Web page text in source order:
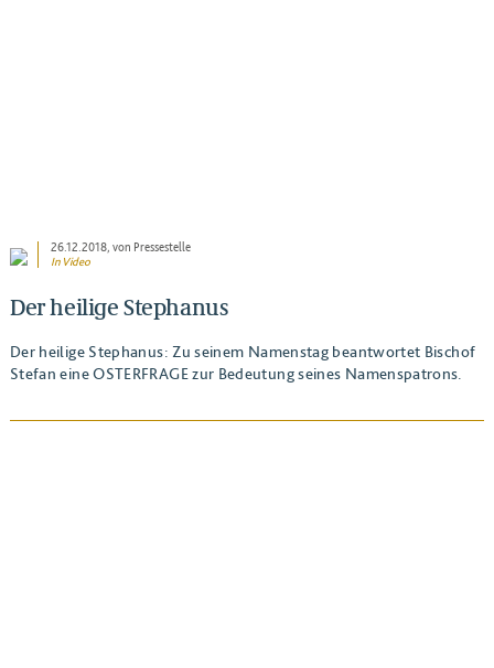
26.12.2018, von Pressestelle
In Video
Der heilige Stephanus
Der heilige Stephanus: Zu seinem Namenstag beantwortet Bischof
Stefan eine OSTERFRAGE zur Bedeutung seines Namenspatrons.